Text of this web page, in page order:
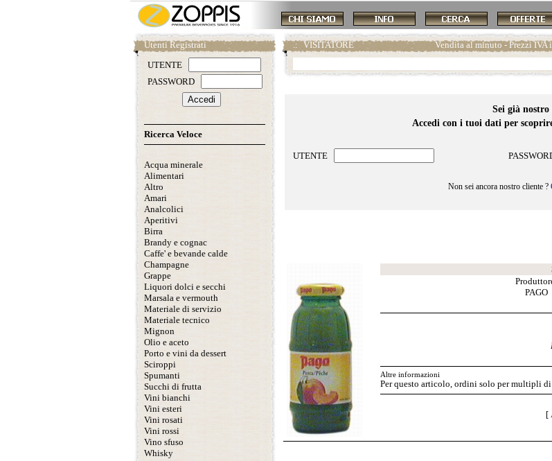
Utenti Registrati
UTENTE
PASSWORD
Ricerca Veloce
Acqua minerale
Alimentari
Altro
Amari
Analcolici
Aperitivi
Birra
Brandy e cognac
Caffe' e bevande calde
Champagne
Grappe
Liquori dolci e secchi
Marsala e vermouth
Materiale di servizio
Materiale tecnico
Mignon
Olio e aceto
Porto e vini da dessert
Sciroppi
Spumanti
Succhi di frutta
Vini bianchi
Vini esteri
Vini rosati
Vini rossi
Vino sfuso
Whisky
.: VISITATORE Vendita al minuto - Prezzi
Sei già nostro
Accedi con i tuoi dati per
UTENTE
Non sei ancora nostro cliente ?
PAGO
Altre informazioni
Per questo articolo, ordini solo per multipli
[